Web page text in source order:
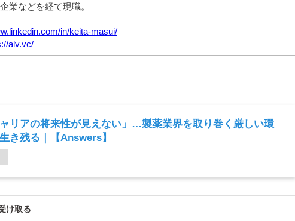
業などを経て現職。
in/keita-masui/
alv.vc/
ャリアの将来性が見えない」…製薬業界を取り巻く厳しい環
き残る｜【Answers】
け取る